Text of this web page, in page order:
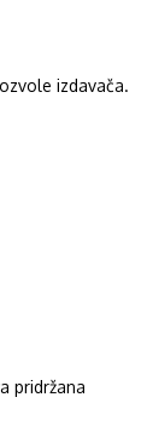
izdavača.
pridržana